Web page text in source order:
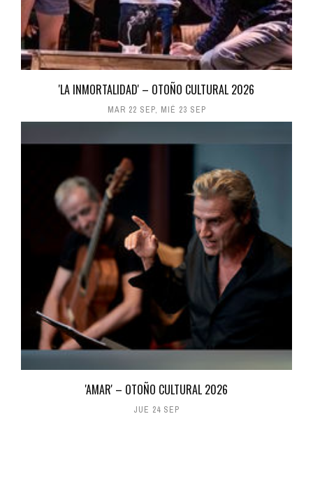
'LA INMORTALIDAD' – OTOÑO CULTURAL 2026
MAR 22 SEP, MIÉ 23 SEP
'AMAR' – OTOÑO CULTURAL 2026
JUE 24 SEP